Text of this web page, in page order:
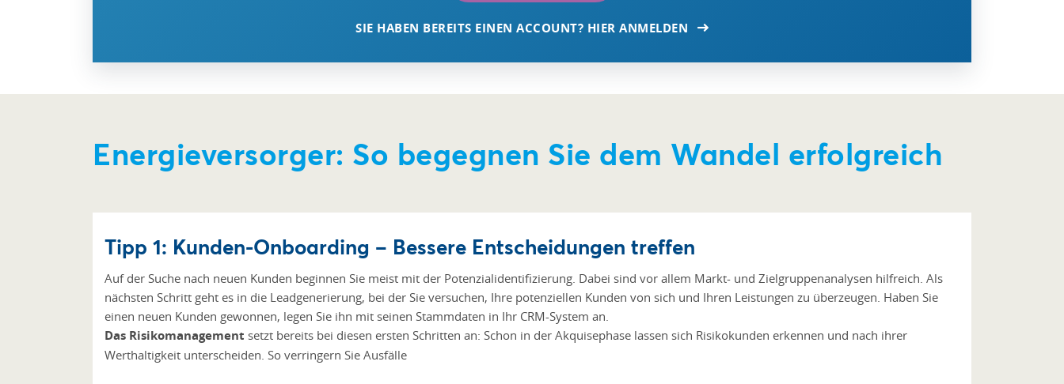
SIE HABEN BEREITS EINEN ACCOUNT? HIER ANMELDEN
Energieversorger: So begegnen Sie dem Wandel erfolgreich
Tipp 1: Kunden-Onboarding – Bessere Entscheidungen treffen
Auf der Suche nach neuen Kunden beginnen Sie meist mit der Potenzialidentifizierung. Dabei sind vor allem Markt- und Zielgruppenanalysen hilfreich. Als
nächsten Schritt geht es in die Leadgenerierung, bei der Sie versuchen, Ihre potenziellen Kunden von sich und Ihren Leistungen zu überzeugen. Haben Sie
einen neuen Kunden gewonnen, legen Sie ihn mit seinen Stammdaten in Ihr CRM-System an.
Das Risikomanagement setzt bereits bei diesen ersten Schritten an: Schon in der Akquisephase lassen sich Risikokunden erkennen und nach ihrer
Werthaltigkeit unterscheiden. So verringern Sie Ausfälle